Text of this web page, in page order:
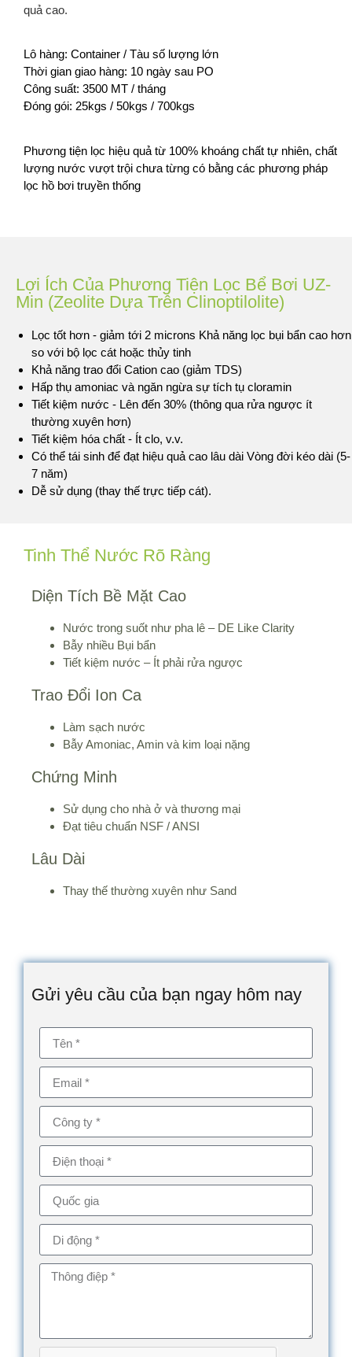
quả cao.
Lô hàng: Container / Tàu số lượng lớn
Thời gian giao hàng: 10 ngày sau PO
Công suất: 3500 MT / tháng
Đóng gói: 25kgs / 50kgs / 700kgs
Phương tiện lọc hiệu quả từ 100% khoáng chất tự nhiên, chất
lượng nước vượt trội chưa từng có bằng các phương pháp
lọc hồ bơi truyền thống
Lợi Ích Của Phương Tiện Lọc Bể Bơi UZ-
Min (Zeolite Dựa Trên Clinoptilolite)
Lọc tốt hơn - giảm tới 2 microns Khả năng lọc bụi bẩn cao hơn
so với bộ lọc cát hoặc thủy tinh
Khả năng trao đổi Cation cao (giảm TDS)
Hấp thụ amoniac và ngăn ngừa sự tích tụ cloramin
Tiết kiệm nước - Lên đến 30% (thông qua rửa ngược ít
thường xuyên hơn)
Tiết kiệm hóa chất - Ít clo, v.v.
Có thể tái sinh để đạt hiệu quả cao lâu dài Vòng đời kéo dài (5-
7 năm)
Dễ sử dụng (thay thế trực tiếp cát).
Tinh Thể Nước Rõ Ràng
Diện Tích Bề Mặt Cao
Nước trong suốt như pha lê – DE Like Clarity
Bẫy nhiều Bụi bẩn
Tiết kiệm nước – Ít phải rửa ngược
Trao Đổi Ion Ca
Làm sạch nước
Bẫy Amoniac, Amin và kim loại nặng
Chứng Minh
Sử dụng cho nhà ở và thương mại
Đạt tiêu chuẩn NSF / ANSI
Lâu Dài
Thay thế thường xuyên như Sand
Gửi yêu cầu của bạn ngay hôm nay